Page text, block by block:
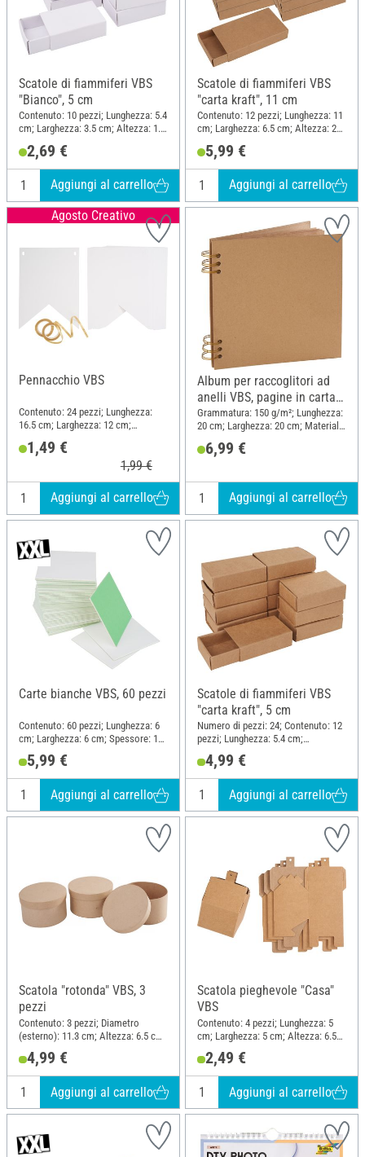
Scatole di fiammiferi VBS
"Bianco", 5 cm
Contenuto: 10 pezzi; Lunghezza: 5.4
cm; Larghezza: 3.5 cm; Altezza: 1.5
2,69 €
Aggiungi al carrello
Scatole di fiammiferi VBS
"carta kraft", 11 cm
Contenuto: 12 pezzi; Lunghezza: 11
cm; Larghezza: 6.5 cm; Altezza: 2
5,99 €
Aggiungi al carrello
Agosto Creativo
Pennacchio VBS
Contenuto: 24 pezzi; Lunghezza:
16.5 cm; Larghezza: 12 cm;
1,49 €
1,99 €
Aggiungi al carrello
Album per raccoglitori ad
anelli VBS, pagine in carta
kraft
Grammatura: 150 g/m²; Lunghezza:
20 cm; Larghezza: 20 cm; Materiale:
6,99 €
Aggiungi al carrello
Carte bianche VBS, 60 pezzi
Contenuto: 60 pezzi; Lunghezza: 6
cm; Larghezza: 6 cm; Spessore: 1
mm; Materiale: Cartone
5,99 €
Aggiungi al carrello
Scatole di fiammiferi VBS
"carta kraft", 5 cm
Numero di pezzi: 24; Contenuto: 12
pezzi; Lunghezza: 5.4 cm;
Larghezza: 3.6 cm; Altezza: 1.5 cm;
Materiale: Carta
4,99 €
Aggiungi al carrello
Scatola "rotonda" VBS, 3
pezzi
Contenuto: 3 pezzi; Diametro
(esterno): 11.3 cm; Altezza: 6.5 cm;
Materiale: Cartone
4,99 €
Aggiungi al carrello
Scatola pieghevole "Casa"
VBS
Contenuto: 4 pezzi; Lunghezza: 5
cm; Larghezza: 5 cm; Altezza: 6.5
cm; Materiale: Carta kraft
2,49 €
Aggiungi al carrello